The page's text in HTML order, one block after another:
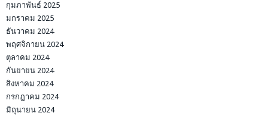
กุมภาพันธ์ 2025
มกราคม 2025
ธันวาคม 2024
พฤศจิกายน 2024
ตุลาคม 2024
กันยายน 2024
สิงหาคม 2024
กรกฎาคม 2024
มิถุนายน 2024